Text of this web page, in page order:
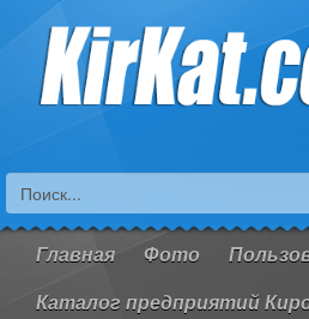
Главная Фото
Каталог предприятий